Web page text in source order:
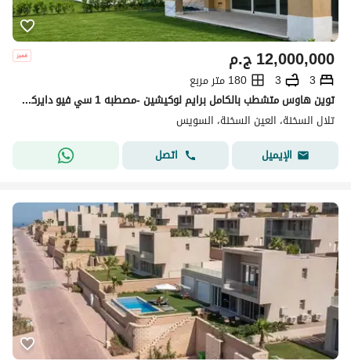
ج.م12,000,000
3
3
180 متر مربع
توين هاوس متشطب بالكامل برايم لوكيشين -مصطبه 1 سي فيو دايركت جاهز للمعاينه
تلال السخنة، العين السخنة، السويس
الإيميل
اتصل